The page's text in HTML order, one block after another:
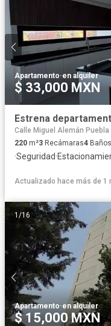
Apartamento·en alquiler
$ 33,000 MXN
Estrena
Calle Miguel Alemán Puebla
220 m²3 Recámaras4 Baños
·Seguridad·
Actualizado hace más de 1
1 /16
Apartamento·en alquiler
$ 15,000 MXN